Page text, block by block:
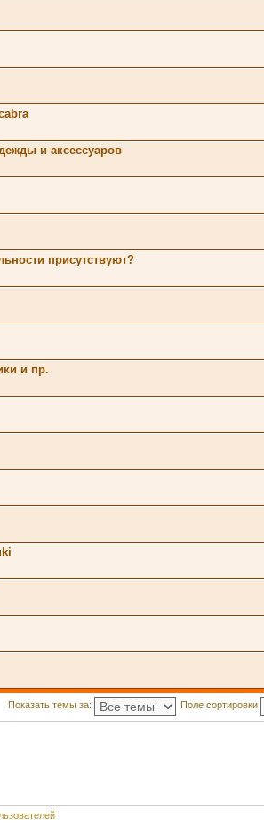
и аксессуаров
присутствуют?
и пр.
Показать темы за: Поле сортировки